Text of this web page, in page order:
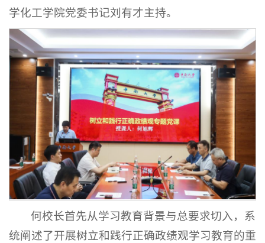
学化工学院党委书记刘有才主持。
何校长首先从学习教育背景与总要求切入，系
统阐述了开展树立和践行正确政绩观学习教育的重